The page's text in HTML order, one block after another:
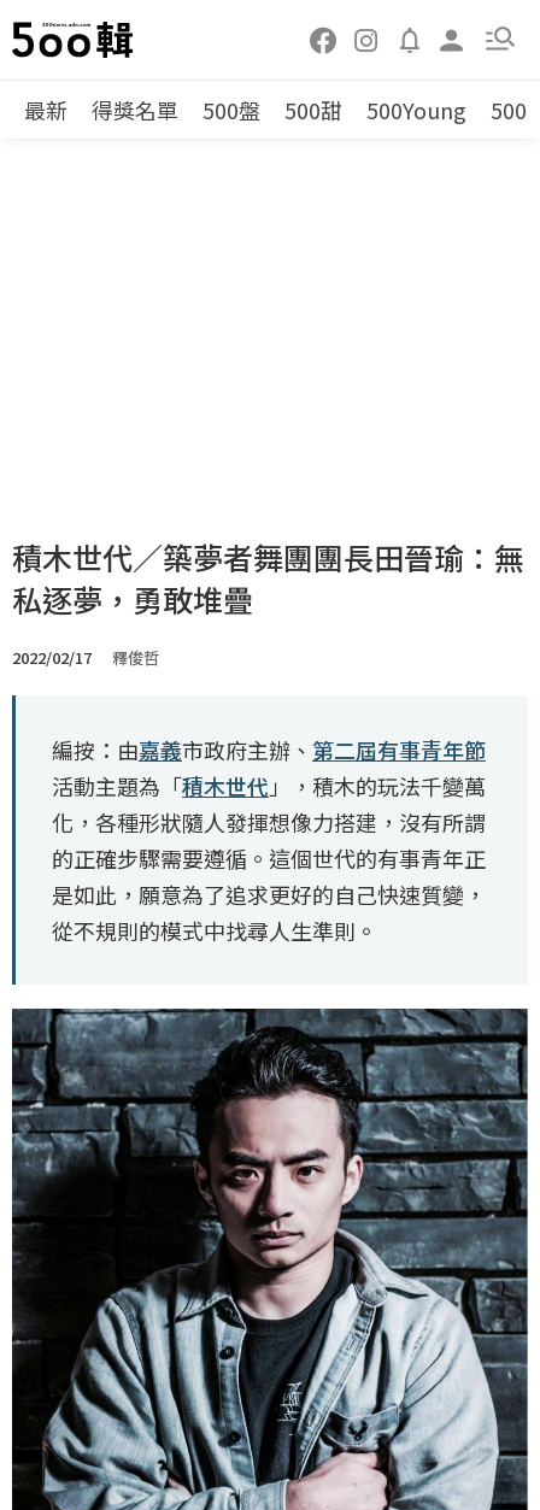
最新 得獎名單 500盤 500甜 500Young 500
積木世代／築夢者舞團團長田晉瑜：無
私逐夢，勇敢堆疊
2022/02/17 釋俊哲
編按：由嘉義市政府主辦、 第二屆有事青年節
活動主題為「積木世代 」，積木的玩法千變萬
化，各種形狀隨人發揮想像力搭建，沒有所謂
的正確步驟需要遵循。這個世代的有事青年正
是如此，願意為了追求更好的自己快速質變，
從不規則的模式中找尋人生準則。